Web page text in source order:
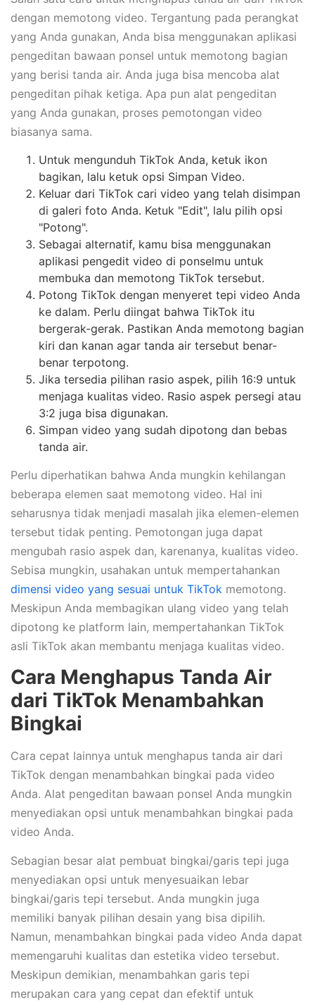
dengan memotong video. Tergantung pada perangkat
yang Anda gunakan, Anda bisa menggunakan aplikasi
pengeditan bawaan ponsel untuk memotong bagian
yang berisi tanda air. Anda juga bisa mencoba alat
pengeditan pihak ketiga. Apa pun alat pengeditan
yang Anda gunakan, proses pemotongan video
biasanya sama.
Untuk mengunduh TikTok Anda, ketuk ikon
bagikan, lalu ketuk opsi Simpan Video.
Keluar dari TikTok cari video yang telah disimpan
di galeri foto Anda. Ketuk "Edit", lalu pilih opsi
"Potong".
Sebagai alternatif, kamu bisa menggunakan
aplikasi pengedit video di ponselmu untuk
membuka dan memotong TikTok tersebut.
Potong TikTok dengan menyeret tepi video Anda
ke dalam. Perlu diingat bahwa TikTok itu
bergerak-gerak. Pastikan Anda memotong bagian
kiri dan kanan agar tanda air tersebut benar-
benar terpotong.
Jika tersedia pilihan rasio aspek, pilih 16:9 untuk
menjaga kualitas video. Rasio aspek persegi atau
3:2 juga bisa digunakan.
Simpan video yang sudah dipotong dan bebas
tanda air.
Perlu diperhatikan bahwa Anda mungkin kehilangan
beberapa elemen saat memotong video. Hal ini
seharusnya tidak menjadi masalah jika elemen-elemen
tersebut tidak penting. Pemotongan juga dapat
mengubah rasio aspek dan, karenanya, kualitas video.
Sebisa mungkin, usahakan untuk mempertahankan
dimensi video yang sesuai untuk TikTok memotong.
Meskipun Anda membagikan ulang video yang telah
dipotong ke platform lain, mempertahankan TikTok
asli TikTok akan membantu menjaga kualitas video.
Cara Menghapus Tanda Air
dari TikTok Menambahkan
Bingkai
Cara cepat lainnya untuk menghapus tanda air dari
TikTok dengan menambahkan bingkai pada video
Anda. Alat pengeditan bawaan ponsel Anda mungkin
menyediakan opsi untuk menambahkan bingkai pada
video Anda.
Sebagian besar alat pembuat bingkai/garis tepi juga
menyediakan opsi untuk menyesuaikan lebar
bingkai/garis tepi tersebut. Anda mungkin juga
memiliki banyak pilihan desain yang bisa dipilih.
Namun, menambahkan bingkai pada video Anda dapat
memengaruhi kualitas dan estetika video tersebut.
Meskipun demikian, menambahkan garis tepi
merupakan cara yang cepat dan efektif untuk